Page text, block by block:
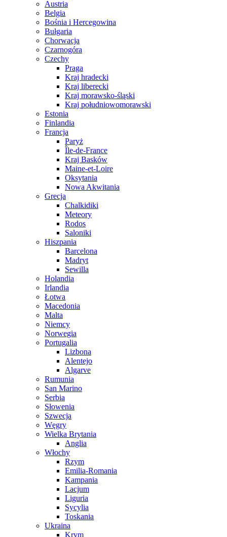
Austria
Belgia
Bośnia i Hercegowina
Bułgaria
Chorwacja
Czarnogóra
Czechy
Praga
Kraj hradecki
Kraj liberecki
Kraj morawsko-śląski
Kraj południowomorawski
Estonia
Finlandia
Francja
Paryż
Île-de-France
Kraj Basków
Maine-et-Loire
Oksytania
Nowa Akwitania
Grecja
Chalkidiki
Meteory
Rodos
Saloniki
Hiszpania
Barcelona
Madryt
Sewilla
Holandia
Irlandia
Łotwa
Macedonia
Malta
Niemcy
Norwegia
Portugalia
Lizbona
Alentejo
Algarve
Rumunia
San Marino
Serbia
Słowenia
Szwecja
Węgry
Wielka Brytania
Anglia
Włochy
Rzym
Emilia-Romania
Kampania
Lacjum
Liguria
Sycylia
Toskania
Ukraina
Krym